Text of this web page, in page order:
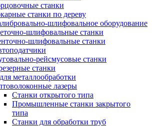
станки
станки по дереву
шлифовальное оборудование
шлифовальные станки
шлифовальные станки
рейсмусовые станки
станки
металлообработки
лазеры
Станки открытого типа
Промышленные станки закрытого
типа
Станки для обработки труб